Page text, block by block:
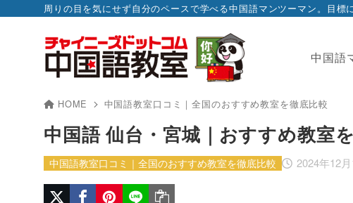
周りの目を気にせず自分のペースで学べる中国語マンツーマン。目
中国語
HOME 中国語教室口コミ｜全国のおすすめ教室を徹底比較
中国語 仙台・宮城｜おすすめ教室
2024年12
中国語教室口コミ｜全国のおすすめ教室を徹底比較